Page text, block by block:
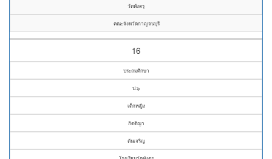
วัดพังตรุ
คณะจังหวัดกาญจนบุรี
16
ประถมศึกษา
ป.๖
เด็กหญิง
กิตติญา
ตันเจริญ